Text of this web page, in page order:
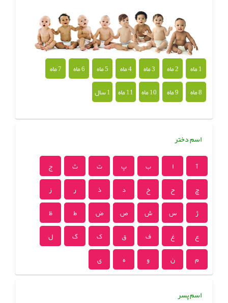
1 ماه 2 ماه 3 ماه 4 ماه 5 ماه 6 ماه
7 ماه
8 ماه
9 ماه 10 ماه 11 ماه 1 سال
اسم دختر
آ ا ب پ ت ث
ج
چ
ح خ د ذ ر
ز
ژ
س ش ص ض ط
ظ
ع
غ ف ق ک گ
ل
م
ن و ه ی
اسم پسر